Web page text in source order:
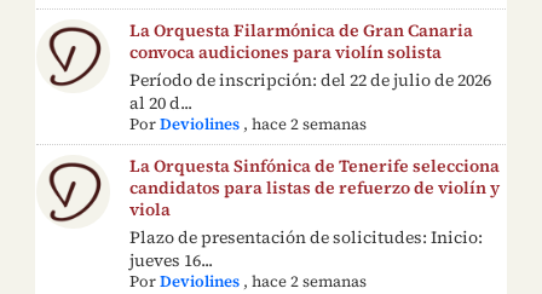
La Orquesta Filarmónica de Gran Canaria
convoca audiciones para violín solista
Período de inscripción: del 22 de julio de 2026
al 20 d...
PorDeviolines ,hace 2 semanas
La Orquesta Sinfónica de Tenerife selecciona
candidatos para listas de refuerzo de violín y
viola
Plazo de presentación de solicitudes: Inicio:
jueves 16...
PorDeviolines ,hace 2 semanas